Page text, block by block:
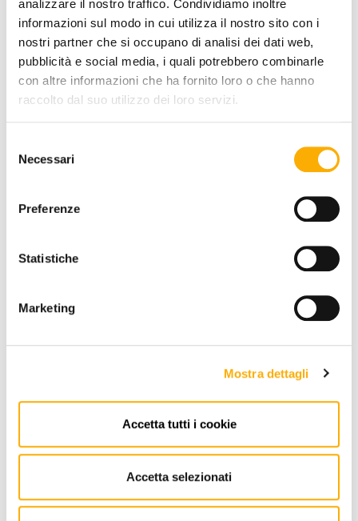
analizzare il nostro traffico. Condividiamo inoltre
informazioni sul modo in cui utilizza il nostro sito con i
nostri partner che si occupano di analisi dei dati web,
pubblicità e social media, i quali potrebbero combinarle
con altre informazioni che ha fornito loro o che hanno
raccolto dal suo utilizzo dei loro servizi.
delNecessari
Preferenze
Statistiche
Marketing
Mostra dettagli
Accetta tutti i cookie
Accetta selezionati
INFORMAZIONI
BRAND
POTREBBERO
PIACERTI